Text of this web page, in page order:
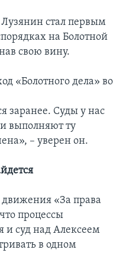
стал первым
на Болотной
свою вину.
«Болотного дела» во
заранее. Суды у нас
выполняют ту
– уверен он.
«За права
процессы
и суд над Алексеем
в одном